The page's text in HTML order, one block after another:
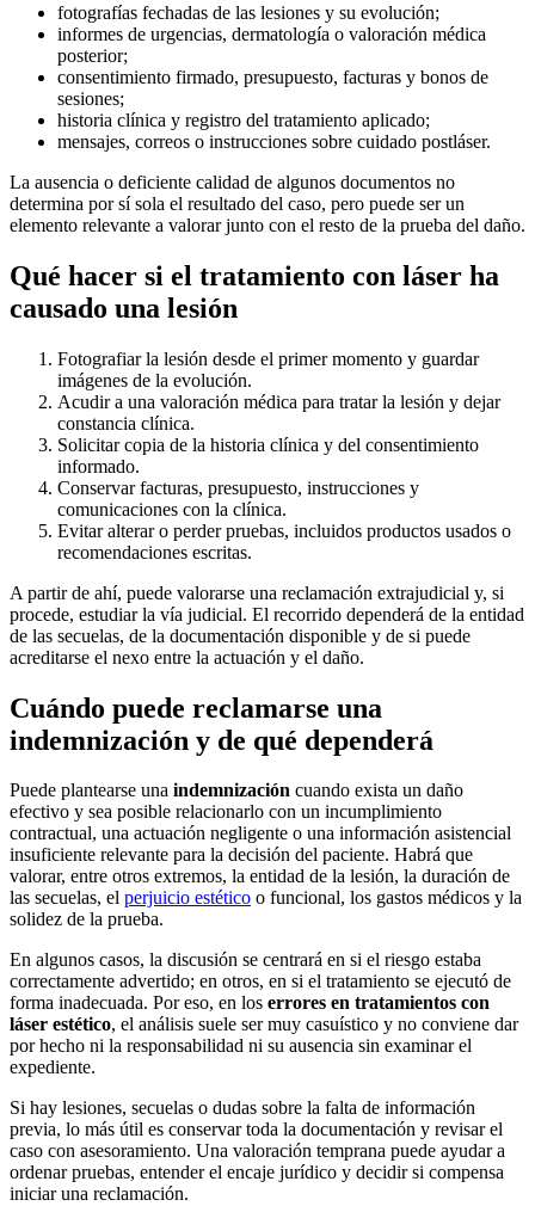
fotografías fechadas de las lesiones y su evolución;
informes de urgencias, dermatología o valoración médica
posterior;
consentimiento firmado, presupuesto, facturas y bonos de
sesiones;
historia clínica y registro del tratamiento aplicado;
mensajes, correos o instrucciones sobre cuidado postláser.
La ausencia o deficiente calidad de algunos documentos no
determina por sí sola el resultado del caso, pero puede ser un
elemento relevante a valorar junto con el resto de la prueba del daño.
Qué hacer si el tratamiento con láser ha
causado una lesión
Fotografiar la lesión desde el primer momento y guardar
imágenes de la evolución.
Acudir a una valoración médica para tratar la lesión y dejar
constancia clínica.
Solicitar copia de la historia clínica y del consentimiento
informado.
Conservar facturas, presupuesto, instrucciones y
comunicaciones con la clínica.
Evitar alterar o perder pruebas, incluidos productos usados o
recomendaciones escritas.
A partir de ahí, puede valorarse una reclamación extrajudicial y, si
procede, estudiar la vía judicial. El recorrido dependerá de la entidad
de las secuelas, de la documentación disponible y de si puede
acreditarse el nexo entre la actuación y el daño.
Cuándo puede reclamarse una
indemnización y de qué dependerá
Puede plantearse una indemnización cuando exista un daño
efectivo y sea posible relacionarlo con un incumplimiento
contractual, una actuación negligente o una información asistencial
insuficiente relevante para la decisión del paciente. Habrá que
valorar, entre otros extremos, la entidad de la lesión, la duración de
las secuelas, el perjuicio estético o funcional, los gastos médicos y la
solidez de la prueba.
En algunos casos, la discusión se centrará en si el riesgo estaba
correctamente advertido; en otros, en si el tratamiento se ejecutó de
forma inadecuada. Por eso, en los errores en tratamientos con
láser estético, el análisis suele ser muy casuístico y no conviene dar
por hecho ni la responsabilidad ni su ausencia sin examinar el
expediente.
Si hay lesiones, secuelas o dudas sobre la falta de información
previa, lo más útil es conservar toda la documentación y revisar el
caso con asesoramiento. Una valoración temprana puede ayudar a
ordenar pruebas, entender el encaje jurídico y decidir si compensa
iniciar una reclamación.